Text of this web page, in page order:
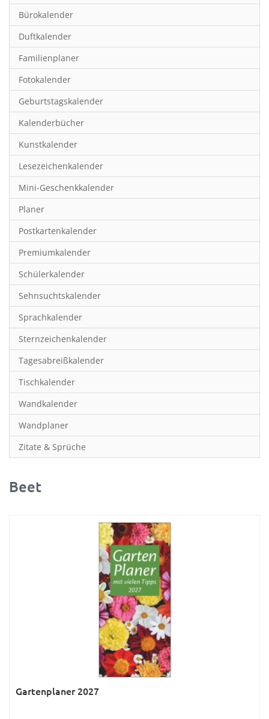
Familienplaner
Fantasy
Film
Fotokunst
Frauen
Fußball
Gaming
Geburtstagskalender
Geschichte
Hobby & Basteln
Humor & Cartoon
Inspiration & Entspannung
Inspiration & Spiritualität
Kinderkalender
Kunst
Länder & Städte
Landschaft & Natur
Lifestyle
Literatur
Manga & Animé
Neutrale Kalender
Partner- & Wandplaner
Planung & Organisation
Sternzeichen & Mond
Was ist was; Städte
Bürokalender
Duftkalender
Familienplaner
Fotokalender
Geburtstagskalender
Kalenderbücher
Kunstkalender
Lesezeichenkalender
Mini-Geschenkkalender
Planer
Postkartenkalender
Premiumkalender
Schülerkalender
Sehnsuchtskalender
Sprachkalender
Sternzeichenkalender
Tagesabreißkalender
Tischkalender
Wandkalender
Wandplaner
Zitate & Sprüche
Beet
Gartenplaner 2027